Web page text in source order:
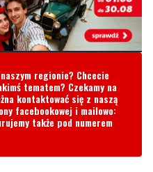
regionie? Chcecie
tematem? Czekamy na
kontaktować się z naszą
facebookowej i mailowo:
także pod numerem